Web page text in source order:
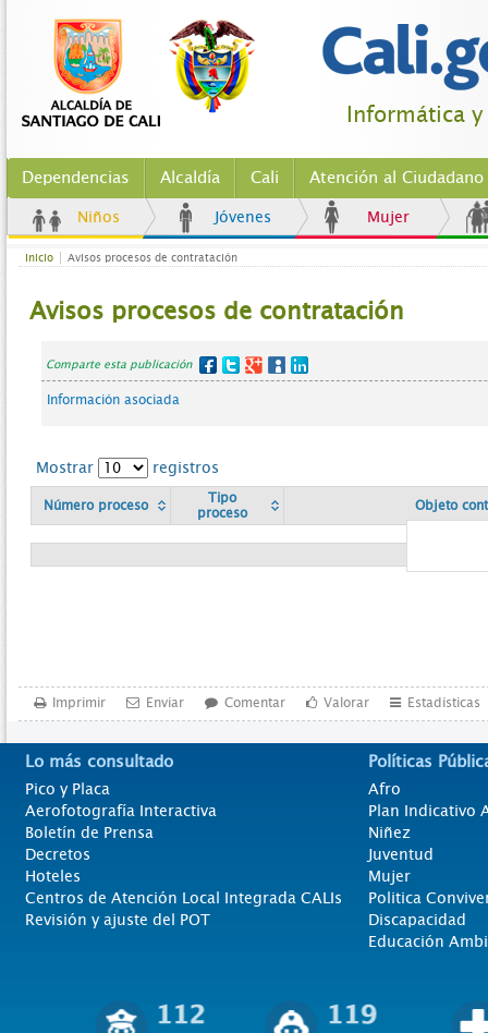
Informática
Dependencias Alcaldía Cali Atención al Ciudadano
Niños Jóvenes Mujer
Inicio Avisos procesos de contratación
Avisos procesos de contratación
Comparte esta publicación
Información asociada
Mostrar registros
Número proceso
Tipo
proceso
Objeto
Imprimir Enviar Comentar Valorar Estadísticas
Lo más consultado
Pico y Placa
Aerofotografía Interactiva
Boletín de Prensa
Decretos
Hoteles
Centros de Atención Local Integrada CALIs
Revisión y ajuste del POT
Políticas
Afro
Plan Indicativo
Niñez
Juventud
Mujer
Politica
Discapacidad
Educación